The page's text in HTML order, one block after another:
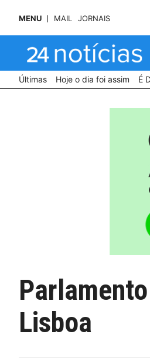
MENU MAIL JORNAIS
Últimas Hoje o dia foi assim É
Lisboa